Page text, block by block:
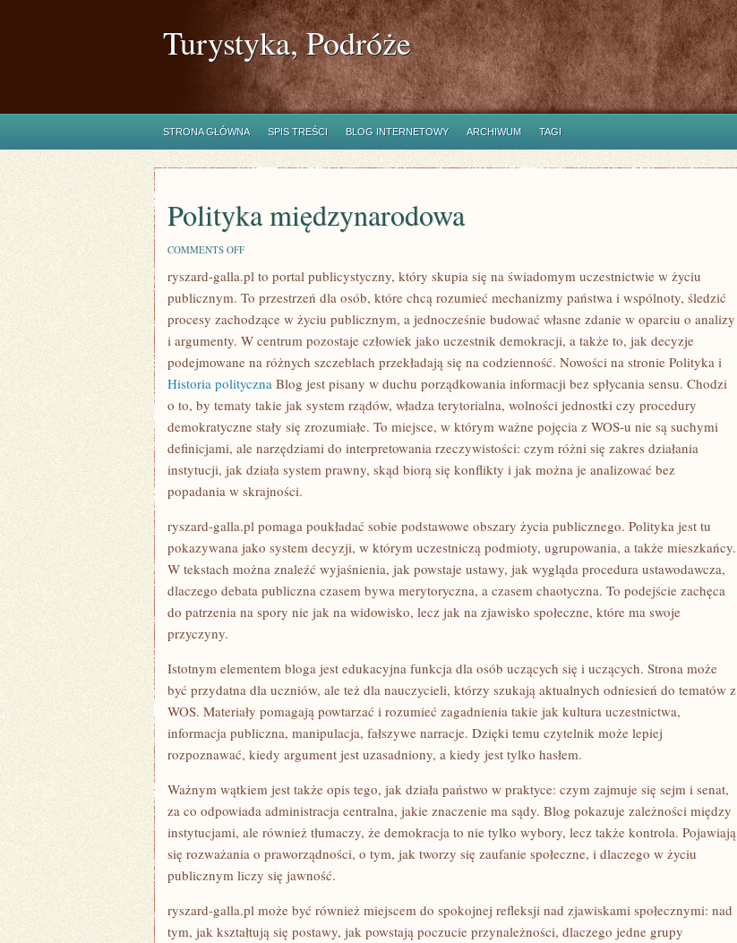
Turystyka, Podróże
STRONA GŁÓWNA SPIS TREŚCI BLOG INTERNETOWY ARCHIWUM TAGI
Polityka międzynarodowa
COMMENTS OFFON
MIĘDZYNARODOWA
ryszard-galla.pl to portal publicystyczny, który skupia się na świadomym uczestnictwie w życiu
publicznym. To przestrzeń dla osób, które chcą rozumieć mechanizmy państwa i wspólnoty, śledzić
procesy zachodzące w życiu publicznym, a jednocześnie budować własne zdanie w oparciu o analizy
i argumenty. W centrum pozostaje człowiek jako uczestnik demokracji, a także to, jak decyzje
podejmowane na różnych szczeblach przekładają się na codzienność. Nowości na stronie Polityka i
Historia polityczna Blog jest pisany w duchu porządkowania informacji bez spłycania sensu. Chodzi
o to, by tematy takie jak system rządów, władza terytorialna, wolności jednostki czy procedury
demokratyczne stały się zrozumiałe. To miejsce, w którym ważne pojęcia z WOS-u nie są suchymi
definicjami, ale narzędziami do interpretowania rzeczywistości: czym różni się zakres działania
instytucji, jak działa system prawny, skąd biorą się konflikty i jak można je analizować bez
popadania w skrajności.
ryszard-galla.pl pomaga poukładać sobie podstawowe obszary życia publicznego. Polityka jest tu
pokazywana jako system decyzji, w którym uczestniczą podmioty, ugrupowania, a także mieszkańcy.
W tekstach można znaleźć wyjaśnienia, jak powstaje ustawy, jak wygląda procedura ustawodawcza,
dlaczego debata publiczna czasem bywa merytoryczna, a czasem chaotyczna. To podejście zachęca
do patrzenia na spory nie jak na widowisko, lecz jak na zjawisko społeczne, które ma swoje
przyczyny.
Istotnym elementem bloga jest edukacyjna funkcja dla osób uczących się i uczących. Strona może
być przydatna dla uczniów, ale też dla nauczycieli, którzy szukają aktualnych odniesień do tematów z
WOS. Materiały pomagają powtarzać i rozumieć zagadnienia takie jak kultura uczestnictwa,
informacja publiczna, manipulacja, fałszywe narracje. Dzięki temu czytelnik może lepiej
rozpoznawać, kiedy argument jest uzasadniony, a kiedy jest tylko hasłem.
Ważnym wątkiem jest także opis tego, jak działa państwo w praktyce: czym zajmuje się sejm i senat,
za co odpowiada administracja centralna, jakie znaczenie ma sądy. Blog pokazuje zależności między
instytucjami, ale również tłumaczy, że demokracja to nie tylko wybory, lecz także kontrola. Pojawiają
się rozważania o praworządności, o tym, jak tworzy się zaufanie społeczne, i dlaczego w życiu
publicznym liczy się jawność.
ryszard-galla.pl może być również miejscem do spokojnej refleksji nad zjawiskami społecznymi: nad
tym, jak kształtują się postawy, jak powstają poczucie przynależności, dlaczego jedne grupy